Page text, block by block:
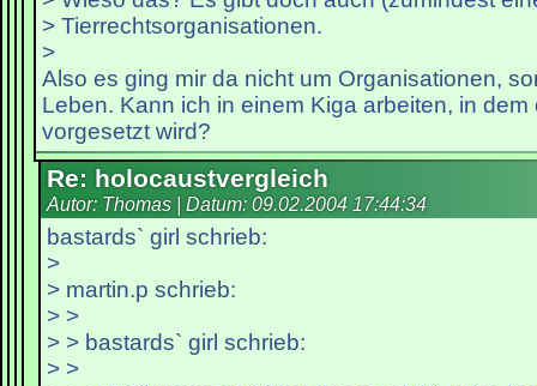
> Tierrechtsorganisationen.
>
Also es ging mir da nicht um Organisationen,
Leben. Kann ich in einem Kiga arbeiten, in
vorgesetzt wird?
Re: holocaustvergleich
Autor: Thomas | Datum: 09.02.2004 17:44:34
bastards` girl schrieb:
>
> martin.p schrieb:
> >
> > bastards` girl schrieb:
> >